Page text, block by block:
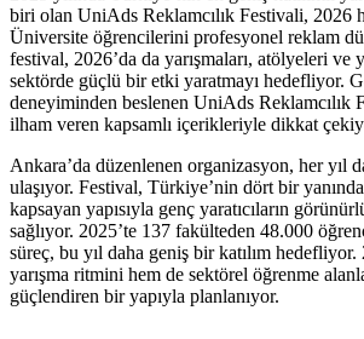
biri olan UniAds Reklamcılık Festivali, 2026
Üniversite öğrencilerini profesyonel reklam
festival, 2026’da da yarışmaları, atölyeleri ve
sektörde güçlü bir etki yaratmayı hedefliyor.
deneyiminden beslenen UniAds Reklamcılık
ilham veren kapsamlı içerikleriyle dikkat
Ankara’da düzenlenen organizasyon, her yıl
ulaşıyor. Festival, Türkiye’nin dört bir
kapsayan yapısıyla genç yaratıcıların
sağlıyor. 2025’te 137 fakülteden 48.000
süreç, bu yıl daha geniş bir katılım
yarışma ritmini hem de sektörel öğrenme
güçlendiren bir yapıyla planlanıyor.